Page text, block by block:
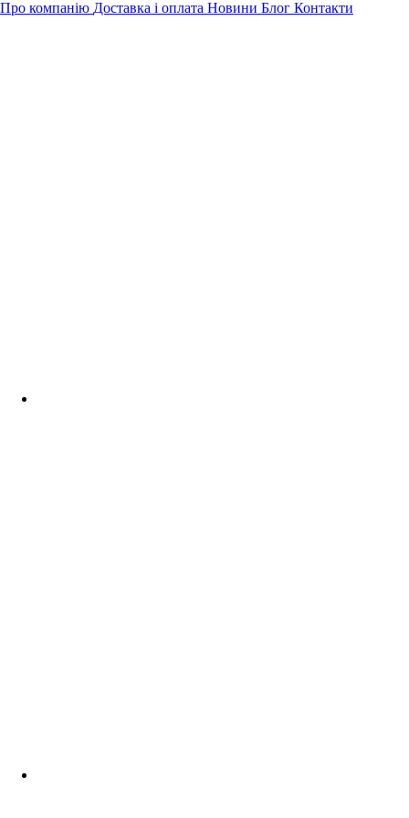
Про компанію Доставка і оплата Новини Блог Контакти